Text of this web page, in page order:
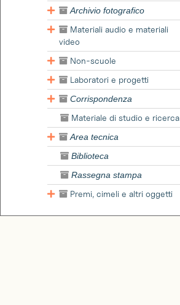
Archivio fotografico
Materiali audio e materiali
video
Non-scuole
Laboratori e progetti
Corrispondenza
Materiale di studio e ricerca
Area tecnica
Biblioteca
Rassegna stampa
Premi, cimeli e altri oggetti